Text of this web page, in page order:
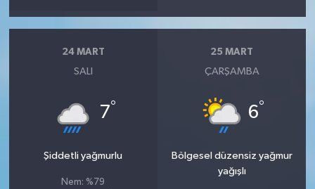
24 MART
SALI
7°
Şiddetli yağmurlu
Nem: %79
25 MART
ÇARŞAMBA
6°
Bölgesel düzensiz yağmur
yağışlı